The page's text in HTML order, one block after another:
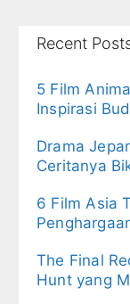
Recent
5 Film
Inspirasi
Drama
Ceritanya
6 Film Asia
The Final
Hunt yang